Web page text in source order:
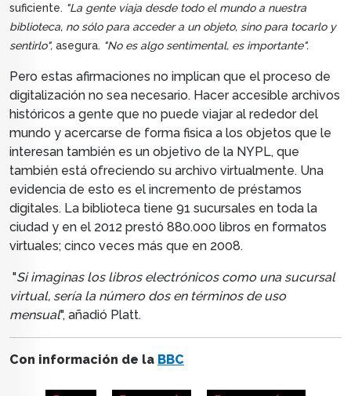
suficiente. "La gente viaja desde todo el mundo a nuestra
biblioteca, no sólo para acceder a un objeto, sino para tocarlo y
sentirlo", asegura. "No es algo sentimental, es importante".
Pero estas afirmaciones no implican que el proceso de
digitalización no sea necesario. Hacer accesible archivos
históricos a gente que no puede viajar al rededor del
mundo y acercarse de forma fisica a los objetos que le
interesan también es un objetivo de la NYPL, que
también está ofreciendo su archivo virtualmente. Una
evidencia de esto es el incremento de préstamos
digitales. La biblioteca tiene 91 sucursales en toda la
ciudad y en el 2012 prestó 880.000 libros en formatos
virtuales; cinco veces más que en 2008.
"Si imaginas los libros electrónicos como una sucursal
virtual, sería la número dos en términos de uso
mensual", añadió Platt.
Con información de la BBC